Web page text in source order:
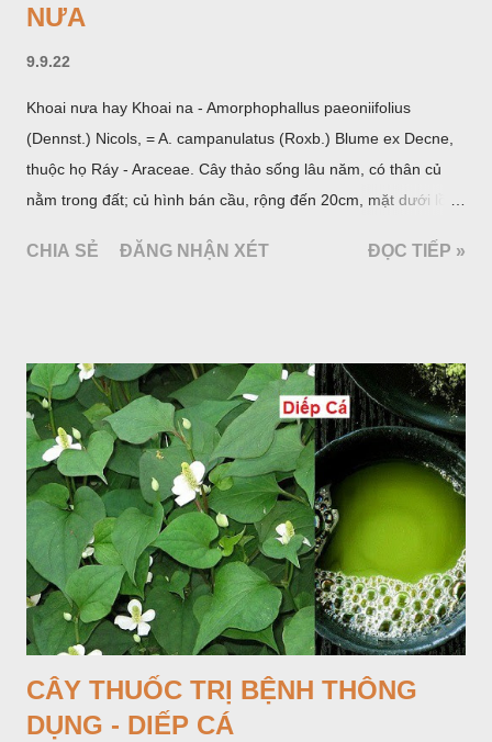
NƯA
9.9.22
Khoai nưa hay Khoai na - Amorphophallus paeoniifolius
(Dennst.) Nicols, = A. campanulatus (Roxb.) Blume ex Decne,
thuộc họ Ráy - Araceae. Cây thảo sống lâu năm, có thân củ
nằm trong đất; củ hình bán cầu, rộng đến 20cm, mặt dưới lồi
quanh có 3-5 mấu lồi; vỏ củ màu nâu, thịt trắng vàng và cứng.
một mo to màu đỏ xanh có đốm trắng, mặt trong màu đỏ thẫm,
bao lấy một bong mo là một trục mang phần hoa cái ở dưới,
phần hoa đực ở trên. Khoai nưa phân bố ở Ấn độ, Myanma,
Trung quốc, Việt nam, Campuchia, Malaixia, Inđônêxia,
Philippin. Ở nước ta, khoai nưa mọc hoang rải rác ở khắp các
vùng rừng núi, được bà con nhiều địa phương đem về trồng từ
lâu đời ở trong vườn, quanh bờ ao, dọc hàng rào và trên các
đồi để làm thức ăn cho người và gia súc, gặp nhiều ở các tỉnh
Lạng s...
CHIA SẺ ĐĂNG NHẬN XÉT ĐỌC TIẾP »
CÂY THUỐC TRỊ BỆNH THÔNG
DỤNG - DIẾP CÁ